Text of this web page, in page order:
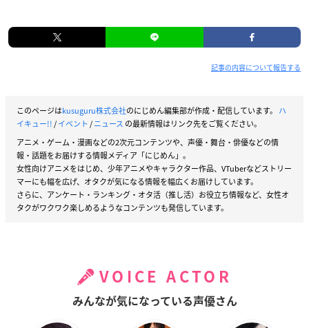
記事の内容について報告する
このページはkusuguru株式会社のにじめん編集部が作成・配信しています。 ハ
イキュー!!/イベント /ニュース の最新情報はリンク先をご覧ください。
アニメ・ゲーム・漫画などの2次元コンテンツや、声優・舞台・俳優などの情
報・話題をお届けする情報メディア「にじめん」。
女性向けアニメをはじめ、少年アニメやキャラクター作品、VTuberなどストリー
マーにも幅を広げ、オタクが気になる情報を幅広くお届けしています。
さらに、アンケート・ランキング・オタ活（推し活）お役立ち情報など、女性オ
タクがワクワク楽しめるようなコンテンツも発信しています。
VOICE ACTOR
みんなが気になっている声優さん